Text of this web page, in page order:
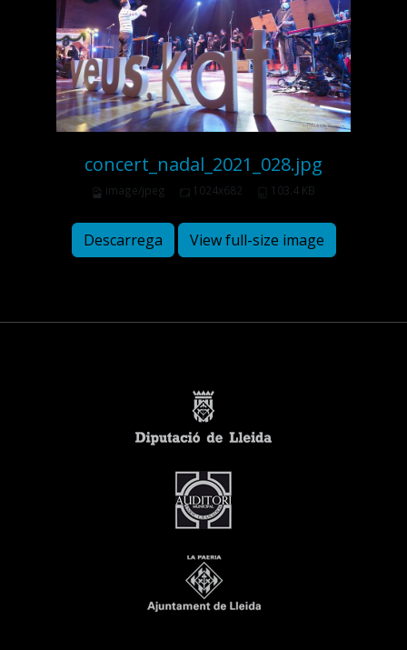
concert_nadal_2021_028.jpg
image/jpeg 1024x682 103.4 KB
Descarrega View full-size image